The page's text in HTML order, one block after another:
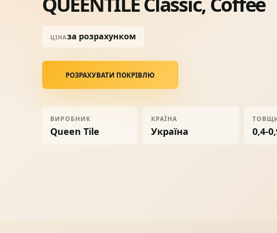
07 Солнце защита
ЦІНАза розрахунком
РОЗРАХУВАТИ ПОКРІВЛЮ
ВИРОБНИК
Queen Tile
КРАЇНА
Україна 0,4-